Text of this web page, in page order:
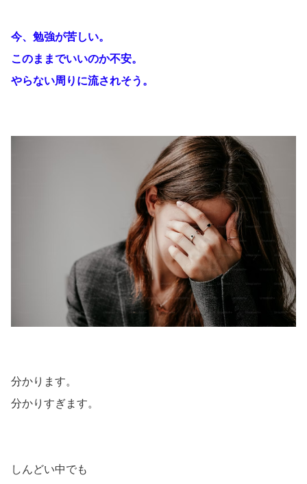
今、勉強が苦しい。
このままでいいのか不安。
やらない周りに流されそう。
分かります。
分かりすぎます。
しんどい中でも